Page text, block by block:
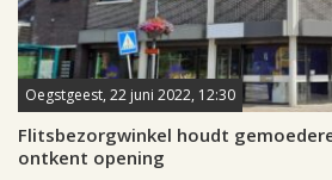
Oegstgeest, 22 juni 2022, 12:30
Flitsbezorgwinkel houdt
ontkent opening